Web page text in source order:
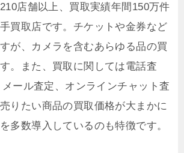
店舗以上、買取実績年間150万件
買取店です。チケットや金券など
が、カメラを含むあらゆる品の買
。また、買取に関しては電話査
ール査定、オンラインチャット査
りたい商品の買取価格が大まかに
多数導入しているのも特徴です。